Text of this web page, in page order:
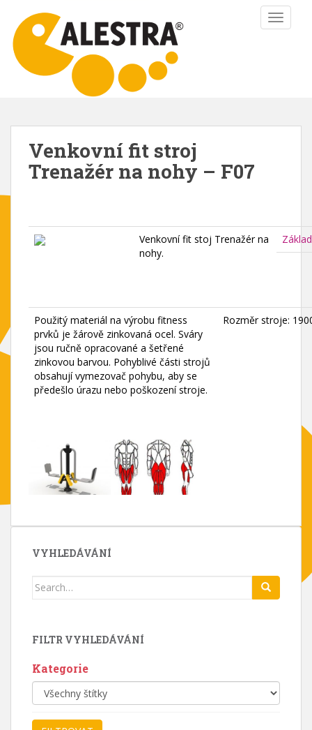
n
Venkovní fit stroj
Trenažér na nohy – F07
Venkovní fit stoj Trenažér na
nohy.
Použitý materiál na výrobu fitness
prvků je žárově zinkovaná ocel. Sváry
jsou ručně opracované a šetřené
zinkovou barvou. Pohyblivé části strojů
obsahují vymezovač pohybu, aby se
předešlo úrazu nebo poškození stroje.
Rozměr stroje:
VYHLEDÁVÁNÍ
Search
FILTR VYHLEDÁVÁNÍ
Kategorie